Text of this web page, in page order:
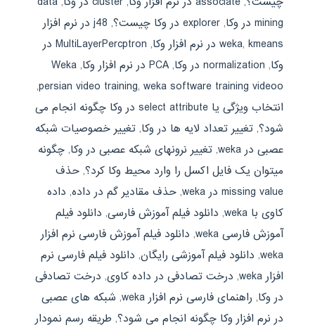
mining در وکا
, explorer در وکا چیست؟ ,
j48 در نرم افزار
weka,kmeans در نرم افزار وکا ,
MultiLayerPercptron در
وکا, normalization در وکا ,PCA در نرم افزار وکا ,
Weka
persian video training,weka software training videoo
,
انتخاب ویژگی یا select attribute در وکا چگونه انجام می
شود؟, تغییر تعداد لایه ها در وکا, تغییر خصوصیات شبکه
عصبی در weka
, تغییر نرونهای شبکه عصبی در وکا, چگونه
میتوان یک فایل اکسل را وارد محیط وکا کرد؟, حذف
missing value در weka
, حذف مقادیر گم در داده, داده
کاوی با weka
, دانلود فیلم آموزش فارسی, دانلود فیلم
آموزش فارسی weka
, دانلود فیلم آموزش فارسی نرم افزار
weka
, دانلود فیلم آموزشی رایگان, دانلود فیلم فارسی نرم
افزار weka
, درخت تصادفی در داده کاوی, درخت تصادفی
در وکا, راهنمای فارسی نرم افزار weka , شبکه های عصبی
در نرم افزار وکا چگونه انجام می شود؟, طریقه رسم نمودار